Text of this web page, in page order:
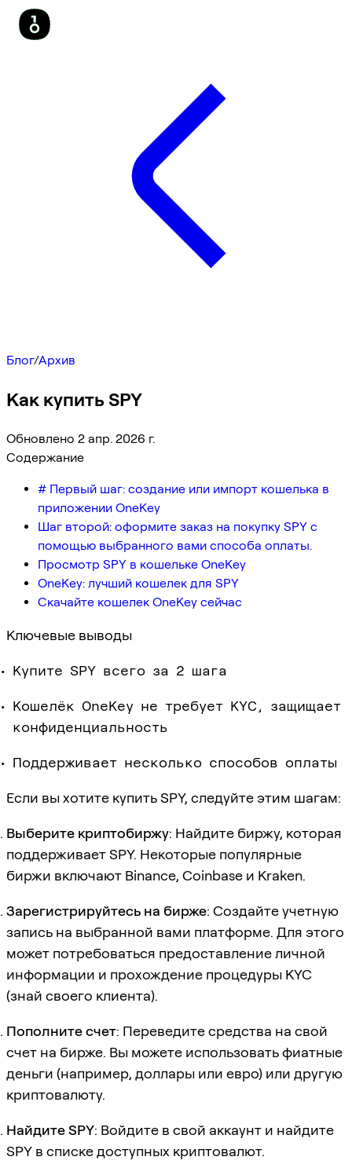
Блог/Архив
Как купить SPY
Обновлено 2 апр. 2026 г.
Содержание
# Первый шаг: создание или импорт кошелька в
приложении OneKey
Шаг второй: оформите заказ на покупку SPY с
помощью выбранного вами способа оплаты.
Просмотр SPY в кошельке OneKey
OneKey: лучший кошелек для SPY
Скачайте кошелек OneKey сейчас
Ключевые выводы
Купите SPY всего за 2 шага
Кошелёк OneKey не требует KYC, защищает
конфиденциальность
Поддерживает несколько способов оплаты
Если вы хотите купить SPY, следуйте этим шагам:
Выберите криптобиржу: Найдите биржу, которая
поддерживает SPY. Некоторые популярные
биржи включают Binance, Coinbase и Kraken.
Зарегистрируйтесь на бирже: Создайте учетную
запись на выбранной вами платформе. Для этого
может потребоваться предоставление личной
информации и прохождение процедуры KYC
(знай своего клиента).
Пополните счет: Переведите средства на свой
счет на бирже. Вы можете использовать фиатные
деньги (например, доллары или евро) или другую
криптовалюту.
Найдите SPY: Войдите в свой аккаунт и найдите
SPY в списке доступных криптовалют.